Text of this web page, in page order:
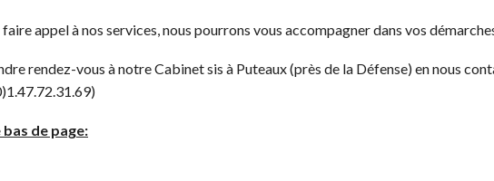
appel à nos services, nous pourrons vous accompagner dans vos
rendez-vous à notre Cabinet sis à Puteaux (près de la Défense) en nous
de page: